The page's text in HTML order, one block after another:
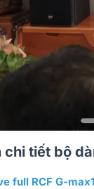
chi tiết bộ
full RCF G-